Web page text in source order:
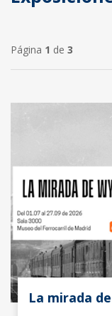
Página 1 de 3
La mirada